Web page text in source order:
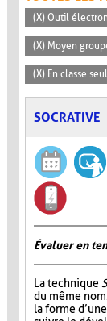
(X) Outil
(X) Moyen
(X) En classe
SOCRATIVE
Évaluer en
La technique
du même
la forme